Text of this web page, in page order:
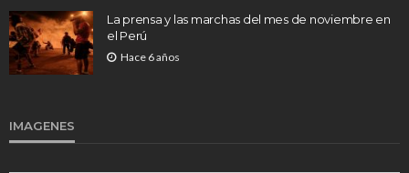
La prensa y las marchas del mes de noviembre en
el Perú
Hace 6 años
IMAGENES